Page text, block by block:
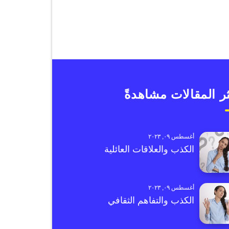
المقالات مشاهدةً
أغسطس ٠٩, ٢٠٢٣
الكذب والعلاقات العائلية
أغسطس ٠٩, ٢٠٢٣
الكذب والتفاهم الثقافي